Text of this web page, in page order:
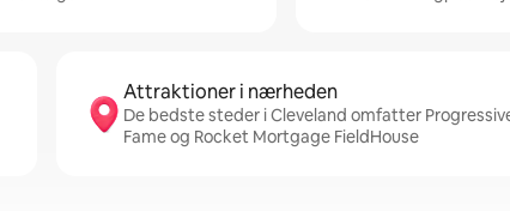
Attraktioner i nærheden
De bedste steder i Cleveland omfatter
Fame og Rocket Mortgage FieldHouse